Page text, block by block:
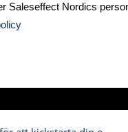
Saleseffect Nordics